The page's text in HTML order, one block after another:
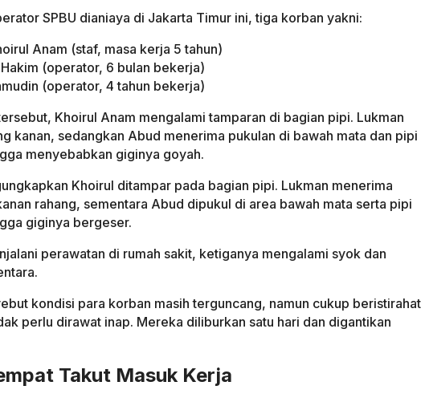
SPBU dianiaya di Jakarta Timur ini, tiga korban yakni:
Anam (staf, masa kerja 5 tahun)
(operator, 6 bulan bekerja)
(operator, 4 tahun bekerja)
Khoirul Anam mengalami tamparan di bagian pipi. Lukman
kanan, sedangkan Abud menerima pukulan di bawah mata dan pipi
menyebabkan giginya goyah.
Khoirul ditampar pada bagian pipi. Lukman menerima
rahang, sementara Abud dipukul di area bawah mata serta pipi
giginya bergeser.
perawatan di rumah sakit, ketiganya mengalami syok dan
kondisi para korban masih terguncang, namun cukup beristirahat
perlu dirawat inap. Mereka diliburkan satu hari dan digantikan
Takut Masuk Kerja